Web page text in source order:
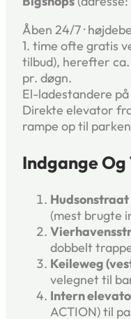
Åben 24/7 ·
1. time ofte gratis
tilbud), herefter
pr. døgn.
El-ladestandere på
Direkte elevator
rampe op til
Indgange
Hudsonstraat
(mest brugte
dobbelt
Keileweg
velegnet til
Intern
ACTION) til